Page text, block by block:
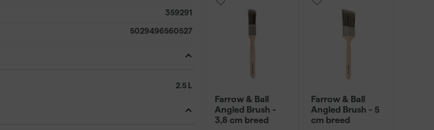
359291
5029496560527
2.5 L
Farrow & Ball
Angled Brush -
3,8 cm breed
Farrow & Ball
Angled Brush - 5
cm breed